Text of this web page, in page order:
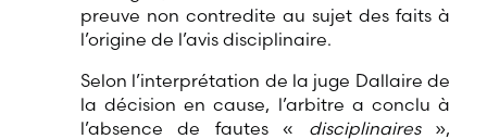
preuve non contredite au sujet des faits à
l’origine de l’avis disciplinaire.
Selon l’interprétation de la juge Dallaire de
la décision en cause, l’arbitre a conclu à
l’absence de fautes « disciplinaires»,